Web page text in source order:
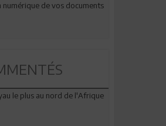
de vos documents
le plus au nord de l'Afrique